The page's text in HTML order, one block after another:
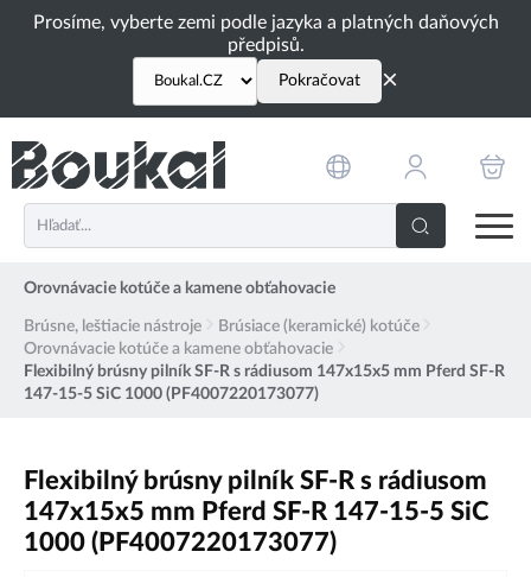
Prosíme, vyberte zemi podle jazyka a platných daňových
předpisů.
Pokračovat ×
Orovnávacie kotúče a kamene obťahovacie
Brúsne, leštiacie nástroje
Brúsiace (keramické) kotúče
Orovnávacie kotúče a kamene obťahovacie
Flexibilný brúsny pilník SF-R s rádiusom 147x15x5 mm Pferd SF-R
147-15-5 SiC 1000 (PF4007220173077)
Flexibilný brúsny pilník SF-R s rádiusom
147x15x5 mm Pferd SF-R 147-15-5 SiC
1000 (PF4007220173077)